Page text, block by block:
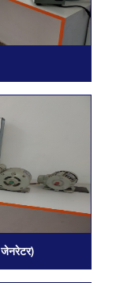
जेनरेटर)